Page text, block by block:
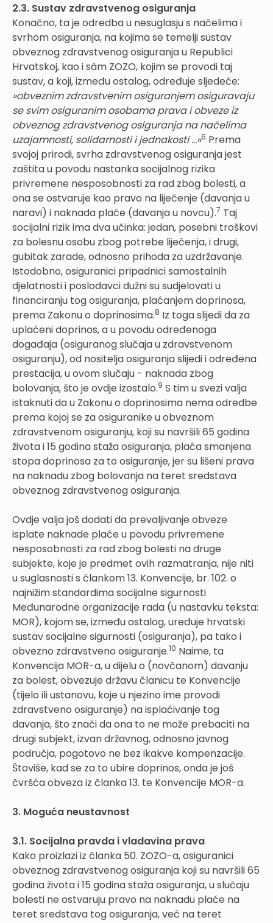
2.3. Sustav zdravstvenog osiguranja
Konačno, ta je odredba u nesuglasju s načelima i
svrhom osiguranja, na kojima se temelji sustav
obveznog zdravstvenog osiguranja u Republici
Hrvatskoj, kao i sâm ZOZO, kojim se provodi taj
sustav, a koji, između ostalog, određuje sljedeće:
»obveznim zdravstvenim osiguranjem osiguravaju
se svim osiguranim osobama prava i obveze iz
obveznog zdravstvenog osiguranja na načelima
uzajamnosti, solidarnosti i jednakosti …«6 Prema
svojoj prirodi, svrha zdravstvenog osiguranja jest
zaštita u povodu nastanka socijalnog rizika
privremene nesposobnosti za rad zbog bolesti, a
ona se ostvaruje kao pravo na liječenje (davanja u
naravi) i naknada plaće (davanja u novcu).7 Taj
socijalni rizik ima dva učinka: jedan, posebni troškovi
za bolesnu osobu zbog potrebe liječenja, i drugi,
gubitak zarade, odnosno prihoda za uzdržavanje.
Istodobno, osiguranici pripadnici samostalnih
djelatnosti i poslodavci dužni su sudjelovati u
financiranju tog osiguranja, plaćanjem doprinosa,
prema Zakonu o doprinosima.8 Iz toga slijedi da za
uplaćeni doprinos, a u povodu određenoga
događaja (osiguranog slučaja u zdravstvenom
osiguranju), od nositelja osiguranja slijedi i određena
prestacija, u ovom slučaju - naknada zbog
bolovanja, što je ovdje izostalo.9 S tim u svezi valja
istaknuti da u Zakonu o doprinosima nema odredbe
prema kojoj se za osiguranike u obveznom
zdravstvenom osiguranju, koji su navršili 65 godina
života i 15 godina staža osiguranja, plaća smanjena
stopa doprinosa za to osiguranje, jer su lišeni prava
na naknadu zbog bolovanja na teret sredstava
obveznog zdravstvenog osiguranja.
Ovdje valja još dodati da prevaljivanje obveze
isplate naknade plaće u povodu privremene
nesposobnosti za rad zbog bolesti na druge
subjekte, koje je predmet ovih razmatranja, nije niti
u suglasnosti s člankom 13. Konvencije, br. 102. o
najnižim standardima socijalne sigurnosti
Međunarodne organizacije rada (u nastavku teksta:
MOR), kojom se, između ostalog, uređuje hrvatski
sustav socijalne sigurnosti (osiguranja), pa tako i
obvezno zdravstveno osiguranje.10 Naime, ta
Konvencija MOR-a, u dijelu o (novčanom) davanju
za bolest, obvezuje državu članicu te Konvencije
(tijelo ili ustanovu, koje u njezino ime provodi
zdravstveno osiguranje) na isplaćivanje tog
davanja, što znači da ona to ne može prebaciti na
drugi subjekt, izvan državnog, odnosno javnog
područja, pogotovo ne bez ikakve kompenzacije.
Štoviše, kad se za to ubire doprinos, onda je još
čvršća obveza iz članka 13. te Konvencije MOR-a.
3. Moguća neustavnost
3.1. Socijalna pravda i vladavina prava
Kako proizlazi iz članka 50. ZOZO-a, osiguranici
obveznog zdravstvenog osiguranja koji su navršili 65
godina života i 15 godina staža osiguranja, u slučaju
bolesti ne ostvaruju pravo na naknadu plaće na
teret sredstava tog osiguranja, već na teret